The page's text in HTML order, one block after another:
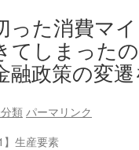
った消費マ
てしまった
融政策の変
類 パーマリンク
】生産要素